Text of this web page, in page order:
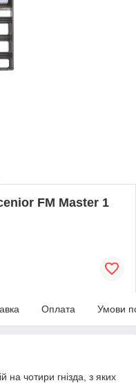
FM Master 1
Оплата Умови
чотири гнізда, з яких